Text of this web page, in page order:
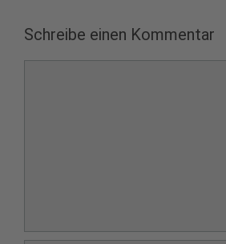
Schreibe einen Kommentar